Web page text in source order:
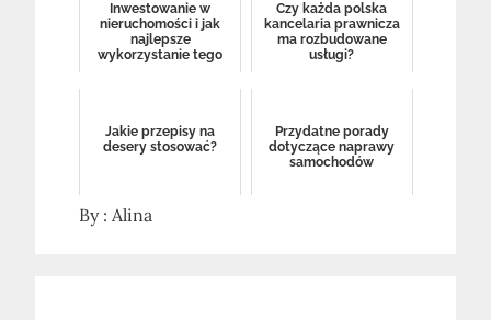
Inwestowanie w
nieruchomości i jak
najlepsze
wykorzystanie tego
Czy każda polska
kancelaria prawnicza
ma rozbudowane
usługi?
Jakie przepisy na
desery stosować?
Przydatne porady
dotyczące naprawy
samochodów
By :Alina